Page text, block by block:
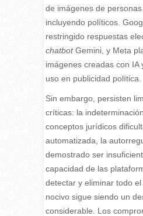
de imágenes de personas
incluyendo políticos.
restringido respuestas
chatbotGemini, y Meta
imágenes creadas con IA
uso en publicidad política.
Sin embargo, persisten
críticas: la
conceptos jurídicos
automatizada, la
demostrado ser
capacidad de las
detectar y eliminar todo
nocivo sigue siendo un
considerable. Los